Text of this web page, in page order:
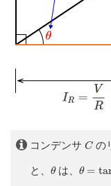
コンデンサ C
Cの
と、 θ
θは、 θ =